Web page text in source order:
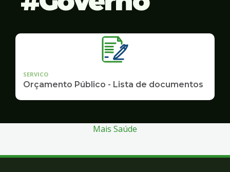
SERVICO
Orçamento Público - Lista de documentos
Mais Saúde